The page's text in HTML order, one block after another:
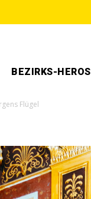
BEZIRKS-HEROS
Flügel